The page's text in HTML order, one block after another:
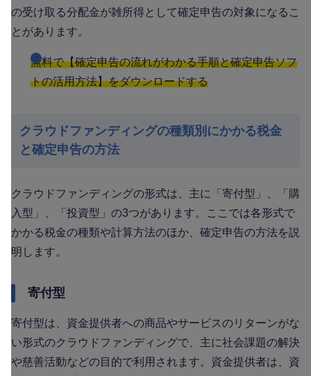
の受け取る分配金が雑所得として確定申告の対象になるこ
とがあります。
無料で【確定申告の流れがわかる手順と確定申告ソフ
トの活用方法】をダウンロードする
クラウドファンディングの種類別にかかる税金
と確定申告の方法
クラウドファンディングの形式は、主に「寄付型」、「購
入型」、「投資型」の3つがあります。ここでは各形式で
かかる税金の種類や計算方法のほか、確定申告の方法を説
明します。
寄付型
寄付型は、資金提供者への商品やサービスのリターンがな
い形式のクラウドファンディングで、主に社会課題の解決
や慈善活動などの目的で利用されます。資金提供者は、資